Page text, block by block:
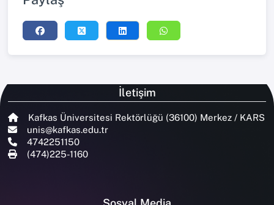
İletişim
Kafkas Üniversitesi Rektörlüğü (36100) Merkez / KARS
unis@kafkas.edu.tr
4742251150
(474)225-1160